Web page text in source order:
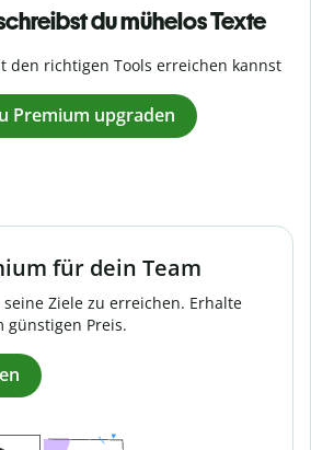
du mühelos Texte
den richtigen Tools erreichen kannst
Premium upgraden
für dein Team
Ziele zu erreichen. Erhalte
günstigen Preis.